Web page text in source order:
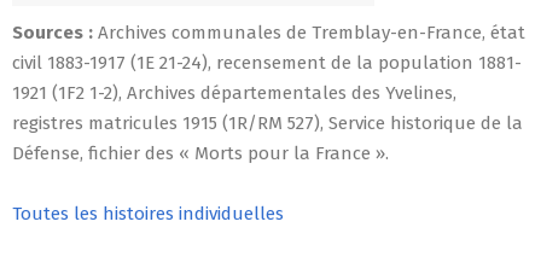
Sources : Archives communales de Tremblay-en-France, état
civil 1883-1917 (1E 21-24), recensement de la population 1881-
1921 (1F2 1-2), Archives départementales des Yvelines,
registres matricules 1915 (1R/RM 527), Service historique de la
Défense, fichier des « Morts pour la France ».
Toutes les histoires individuelles